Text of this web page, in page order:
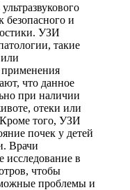
безопасного и
УЗИ
такие
применения
что данное
при наличии
отеки или
того, УЗИ
почек у детей
Врачи
исследование в
чтобы
проблемы и